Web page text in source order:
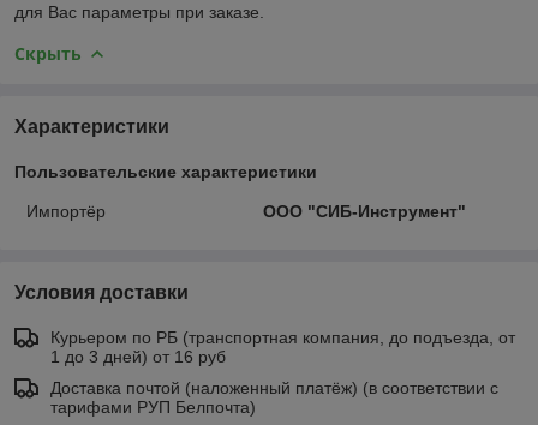
для Вас параметры при заказе.
Скрыть
Характеристики
Пользовательские характеристики
Импортёр ООО "СИБ-Инструмент"
Условия доставки
Курьером по РБ (транспортная компания, до подъезда, от
1 до 3 дней) от 16 руб
Доставка почтой (наложенный платёж) (в соответствии с
тарифами РУП Белпочта)